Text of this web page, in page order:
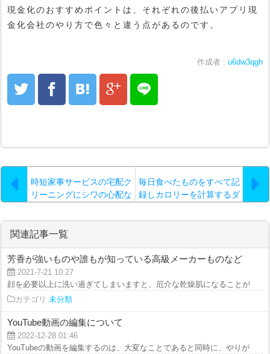
現金化のおすすめポイントは、それぞれの後払いアプリ現
金化会社のやり方で色々と違う点があるのです。
作成者 : u6dw3qgh
時短家事サービスの宅配ク
リーニングにシワの心配な
毎日食べたものをすべて記
録しカロリーを計算するダ
関連記事一覧
芳香が強いものや誰もが知っている高級メーカーものなど
2021-7-21 10:27
顔を必要以上に洗い過ぎてしまいますと、厄介な乾燥肌になることが分か
カテゴリ 未分類
YouTube動画の編集について
2022-12-28 01:46
YouTubeの動画を編集するのは、大変なことであると同時に、やりがいの